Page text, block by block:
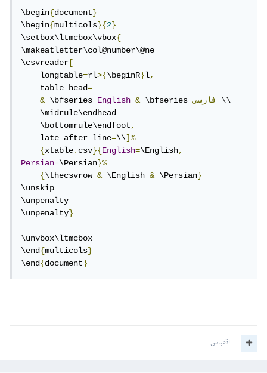
\begin{document}
\begin{multicols}{2}
\setbox\ltmcbox\vbox{
\makeatletter\col@number\@ne
\csvreader [
    longtable
=rl>{\beginR}l,
    table head
=
& \bfseries English & \bfseries فارسی
\\
    \midrule\endhead
    \bottomrule\endfoot
,
    late after line
=\\]%
{xtable.csv}{English=\English,
Persian=\Persian}%
{\thecsvrow & \English & \Persian}
\unskip
\unpenalty
\unpenalty}
\unvbox\ltmcbox
\end{multicols}
\end{document}
اقتباس